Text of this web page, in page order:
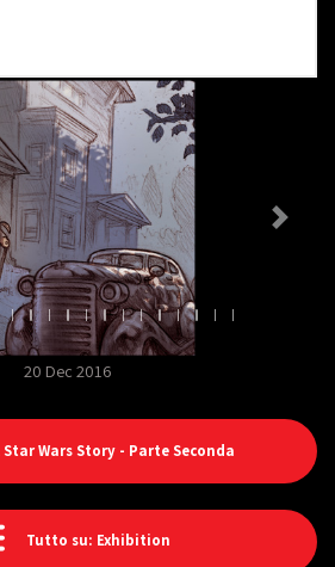
20 Dec 2016
Star Wars Story - Parte Seconda
Tutto su: Exhibition